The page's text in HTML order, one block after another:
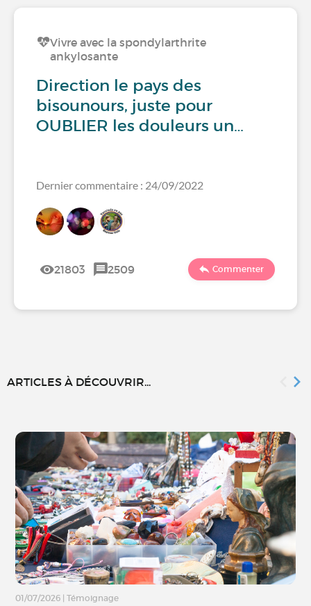
Vivre avec la spondylarthrite
ankylosante
Direction le pays des
bisounours, juste pour
OUBLIER les douleurs un…
Dernier commentaire : 24/09/2022
21803 2509 Commenter
ARTICLES À DÉCOUVRIR...
01/07/2026 Témoignage